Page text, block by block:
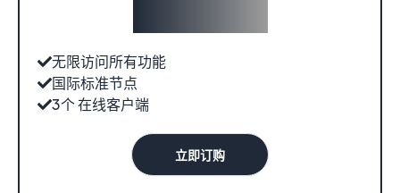
无限访问所有功能
国际标准节点
3个 在线客户端
立即订购